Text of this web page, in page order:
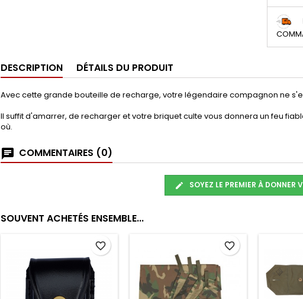
DESCRIPTION DÉTAILS DU PRODUIT
Avec cette grande bouteille de recharge, votre légendaire compagnon ne
Il suffit d'amarrer, de recharger et votre briquet culte vous donnera un feu
où.
COMMENTAIRES (0)
SOYEZ LE PREMIER À DONNER
SOUVENT ACHETÉS ENSEMBLE...